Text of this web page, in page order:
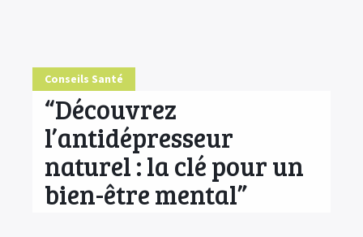
Conseils Santé
“Découvrez
l’antidépresseur
naturel : la clé pour un
bien-être mental”
COMMENCER ICI